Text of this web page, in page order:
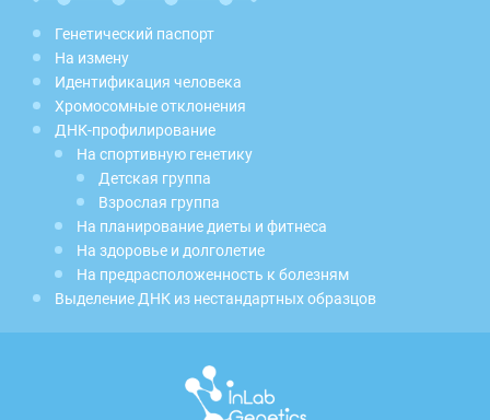
Генетический паспорт
На измену
Идентификация человека
Хромосомные отклонения
ДНК-профилирование
На спортивную генетику
Детская группа
Взрослая группа
На планирование диеты и фитнеса
На здоровье и долголетие
На предрасположенность к болезням
Выделение ДНК из нестандартных образцов